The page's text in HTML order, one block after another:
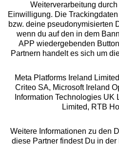
Über uns
Rechtliches
Alle Preise inkl. MwSt., zzgl.
** Bonität vorausgesetzt, berechtigt zur
Weiterverarbeitung
Einwilligung. Die
bzw. deine pseudonymisierten
wenn du auf den in dem
APP wiedergebenden
Partnern handelt es sich um
Meta Platforms Ireland
Criteo SA, Microsoft Ireland
Information Technologies
Limited, RTB
Weitere Informationen zu den
diese Partner findest Du in